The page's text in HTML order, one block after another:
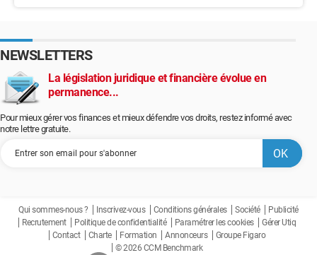
NEWSLETTERS
La législation juridique et financière évolue en
permanence...
Pour mieux gérer vos finances et mieux défendre vos droits, restez informé avec
notre lettre gratuite.
Qui sommes-nous ? Inscrivez-vous Conditions générales Société
Publicité
Recrutement
Politique de confidentialité Paramétrer les cookies
Gérer Utiq
Contact
Charte Formation Annonceurs
Groupe Figaro
© 2026 CCM Benchmark